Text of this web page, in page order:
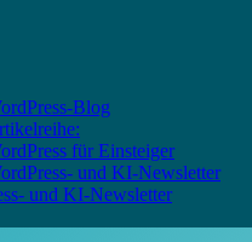
Blog
für Einsteiger
und KI-Newsletter
und KI-Newsletter